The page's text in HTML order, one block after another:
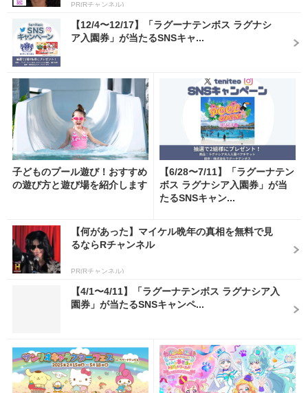
PR(Rチャンネル)
【12/4〜12/17】「ラグーナテンボス ラグナシ
ア入園券」が当たるSNSキャ...
子どものプール遊び！おすすめ
の遊び方と遊び場を紹介します
【6/28〜7/11】「ラグーナテン
ボス ラグナシア入園券」が当
たるSNSキャン...
【何があった】マイケル晩年の真相を無料で見
るならRチャンネル
PR(Rチャンネル)
【4/1〜4/11】「ラグーナテンボス ラグナシア入
園券」が当たるSNSキャンペ...